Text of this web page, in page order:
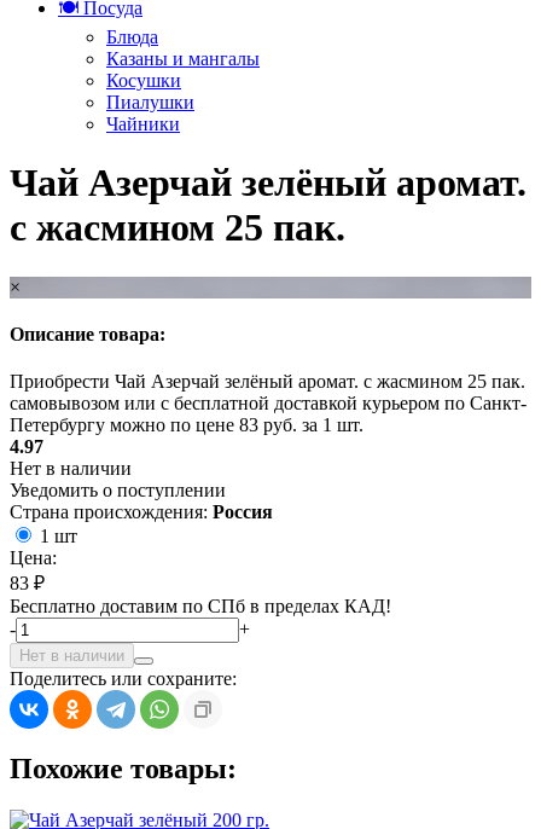
🍽️ Посуда
Блюда
Казаны и мангалы
Косушки
Пиалушки
Чайники
Чай Азерчай зелёный аромат.
с жасмином 25 пак.
×
Описание товара:
Приобрести Чай Азерчай зелёный аромат. с жасмином 25 пак.
самовывозом или с бесплатной доставкой курьером по Санкт-
Петербургу можно по цене 83 руб. за 1 шт.
4.97
Нет в наличии
Уведомить о поступлении
Страна происхождения: Россия
1 шт
Цена:
83 ₽
Бесплатно доставим по СПб в пределах КАД!
-
+
Нет в наличии
Поделитесь или сохраните:
Похожие товары: